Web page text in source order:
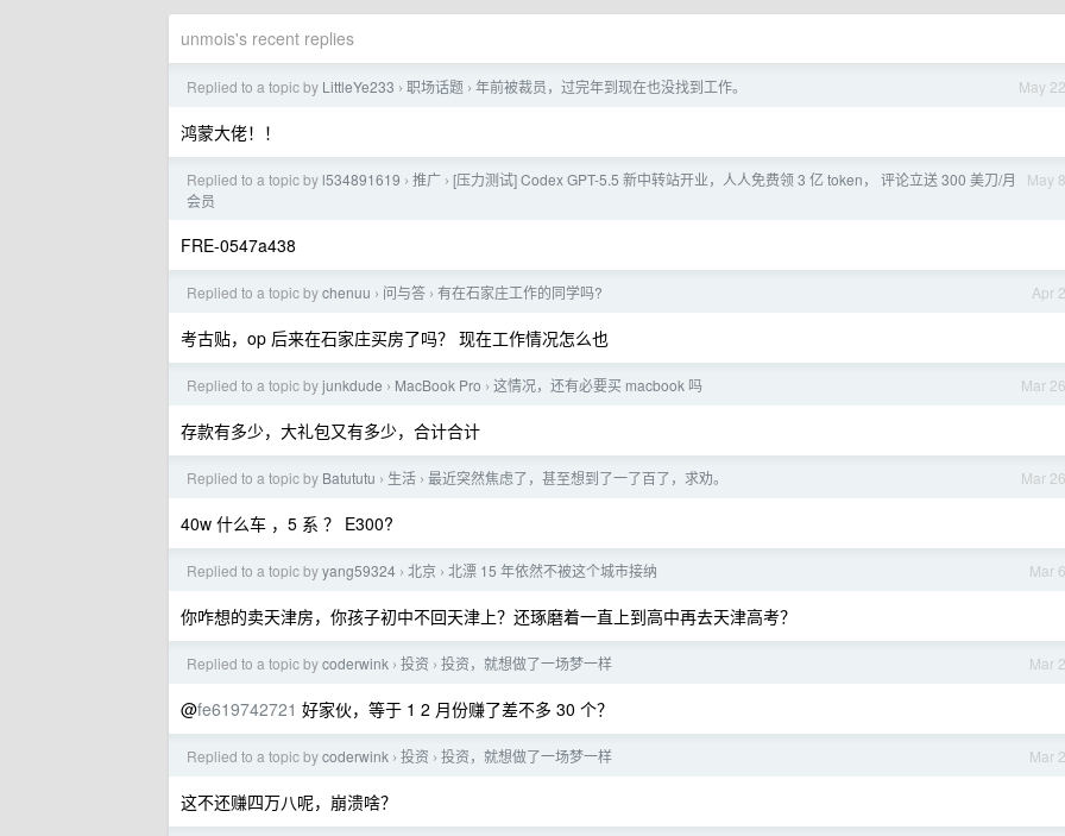
unmois's recent replies
May 22
Replied to a topic by LittleYe233 › 职场话题 › 年前被裁员，过完年到现在也没找到工作。
鸿蒙大佬！！
May 8
Replied to a topic by l534891619 › 推广 › [压力测试] Codex GPT-5.5 新中转站开业，人人免费领 3 亿 token， 评论立送 300 美刀/月
会员
FRE-0547a438
Apr 2
Replied to a topic bychenuu › 问与答 › 有在石家庄工作的同学吗?
考古贴，op 后来在石家庄买房了吗？ 现在工作情况怎么也
Mar 26
Replied to a topic byjunkdude › MacBook Pro › 这情况，还有必要买 macbook 吗
存款有多少，大礼包又有多少，合计合计
Mar 26
Replied to a topic by Batututu › 生活 › 最近突然焦虑了，甚至想到了一了百了，求劝。
40w 什么车 ，5 系 ？ E300?
Mar 6
Replied to a topic byyang59324 › 北京 › 北漂 15 年依然不被这个城市接纳
你咋想的卖天津房，你孩子初中不回天津上？还琢磨着一直上到高中再去天津高考？
Mar 2
Replied to a topic bycoderwink › 投资 › 投资，就想做了一场梦一样
@fe619742721 好家伙，等于 1 2 月份赚了差不多 30 个？
Mar 2
Replied to a topic bycoderwink › 投资 › 投资，就想做了一场梦一样
这不还赚四万八呢，崩溃啥？